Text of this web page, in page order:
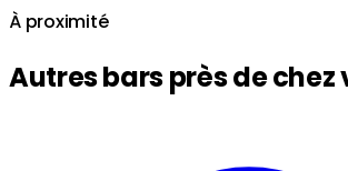
À proximité
Autres bars près de chez